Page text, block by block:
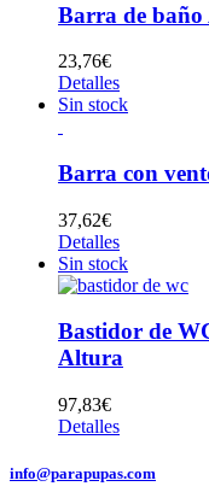
Barra de baño
23,76€
Detalles
Sin stock
Barra con
37,62€
Detalles
Sin stock
Bastidor de
Altura
97,83€
Detalles
info@parapupas.com